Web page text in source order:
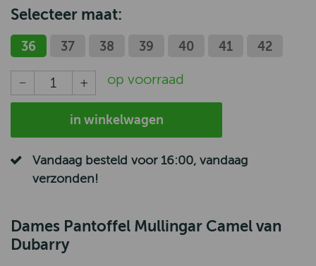
Selecteer maat:
36 37 38 39 40 41 42
op voorraad
in winkelwagen
Vandaag besteld voor 16:00, vandaag
verzonden!
Dames Pantoffel Mullingar Camel van
Dubarry